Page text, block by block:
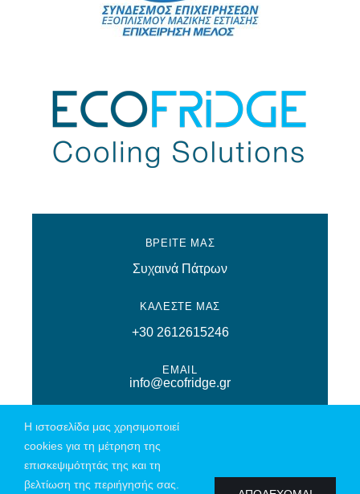
ΒΡΕΙΤΕ ΜΑΣ
Συχαινά Πάτρων
ΚΑΛΕΣΤΕ ΜΑΣ
+30 2612615246
EMAIL
info@ecofridge.gr
© Copyright 2026 | All Rights Reserved | Powered by
Πολιτική Απορρήτου
Η ιστοσελίδα μας χρησιμοποιεί
cookies για τη μέτρηση της
επισκεψιμότητάς της και τη
βελτίωση της περιήγησής σας.